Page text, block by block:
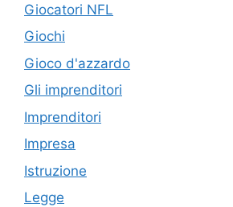
Giocatori NFL
Giochi
Gioco d'azzardo
Gli imprenditori
Imprenditori
Impresa
Istruzione
Legge